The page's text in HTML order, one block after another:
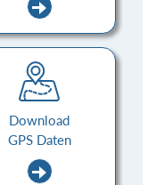
Download
GPS Daten